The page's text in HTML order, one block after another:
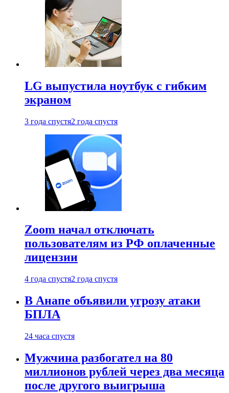
LG выпустила ноутбук с гибким
экраном
3 года спустя2 года спустя
Zoom начал отключать
пользователям из РФ оплаченные
лицензии
4 года спустя2 года спустя
В Анапе объявили угрозу атаки
БПЛА
24 часа спустя
Мужчина разбогател на 80
миллионов рублей через два месяца
после другого выигрыша